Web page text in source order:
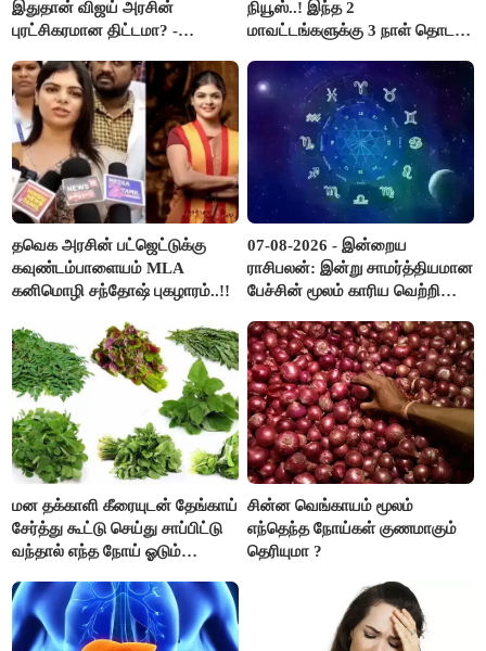
இதுதான் விஜய் அரசின்
புரட்சிகரமான திட்டமா? -
நியூஸ்..! இந்த 2
மாவட்டங்களுக்கு 3 நாள் தொடர்
தவெக அரசின் பட்ஜெட்டுக்கு
கவுண்டம்பாளையம் MLA
கனிமொழி சந்தோஷ் புகழாரம்..!!
07-08-2026 - இன்றைய
ராசிபலன்: இன்று சாமர்த்தியமான
பேச்சின் மூலம் காரிய வெற்றி
பொறுப்புகளை ஒப்படைப்பதில்
கவனம் தேவை..!
மன தக்காளி கீரையுடன் தேங்காய்
சேர்த்து கூட்டு செய்து சாப்பிட்டு
வந்தால் எந்த நோய் ஓடும்
சின்ன வெங்காயம் மூலம்
எந்தெந்த நோய்கள் குணமாகும்
தெரியுமா ?